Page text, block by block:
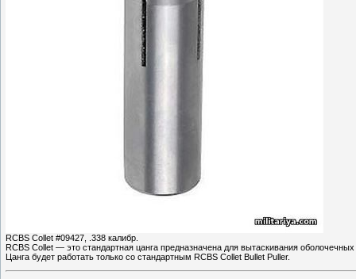
RCBS Collet #09427, .338 калибр.
RCBS Collet — это стандартная цанга предназначена для вытаскивания
Цанга будет работать только со стандартным RCBS Collet Bullet Puller.